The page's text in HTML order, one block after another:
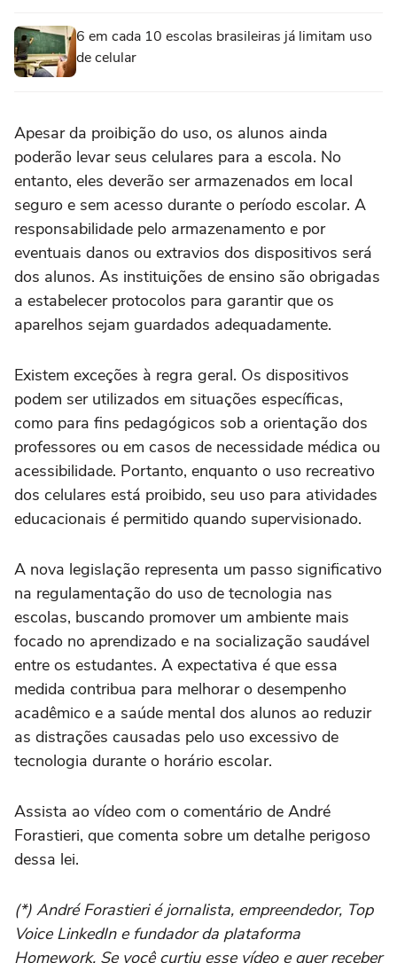
6 em cada 10 escolas brasileiras já limitam uso
de celular
Apesar da proibição do uso, os alunos ainda
poderão levar seus celulares para a escola. No
entanto, eles deverão ser armazenados em local
seguro e sem acesso durante o período escolar. A
responsabilidade pelo armazenamento e por
eventuais danos ou extravios dos dispositivos será
dos alunos. As instituições de ensino são obrigadas
a estabelecer protocolos para garantir que os
aparelhos sejam guardados adequadamente.
Existem exceções à regra geral. Os dispositivos
podem ser utilizados em situações específicas,
como para fins pedagógicos sob a orientação dos
professores ou em casos de necessidade médica ou
acessibilidade. Portanto, enquanto o uso recreativo
dos celulares está proibido, seu uso para atividades
educacionais é permitido quando supervisionado.
A nova legislação representa um passo significativo
na regulamentação do uso de tecnologia nas
escolas, buscando promover um ambiente mais
focado no aprendizado e na socialização saudável
entre os estudantes. A expectativa é que essa
medida contribua para melhorar o desempenho
acadêmico e a saúde mental dos alunos ao reduzir
as distrações causadas pelo uso excessivo de
tecnologia durante o horário escolar.
Assista ao vídeo com o comentário de André
Forastieri, que comenta sobre um detalhe perigoso
dessa lei.
(*) André Forastieri é jornalista, empreendedor, Top
Voice LinkedIn e fundador da plataforma
Homework. Se você curtiu esse vídeo e quer receber